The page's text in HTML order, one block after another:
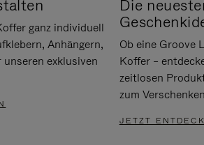
ganz individuell
Anhängern,
exklusiven
Die
Ob eine Groove
Koffer –
zeitlosen
zum
JETZT